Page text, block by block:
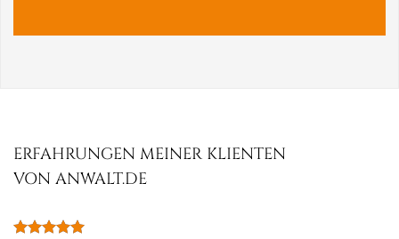
ERFAHRUNGEN MEINER KLIENTEN
VON ANWALT.DE